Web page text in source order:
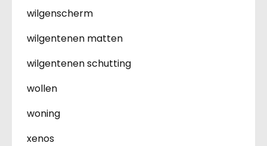
wilgenscherm
wilgentenen matten
wilgentenen schutting
wollen
woning
xenos